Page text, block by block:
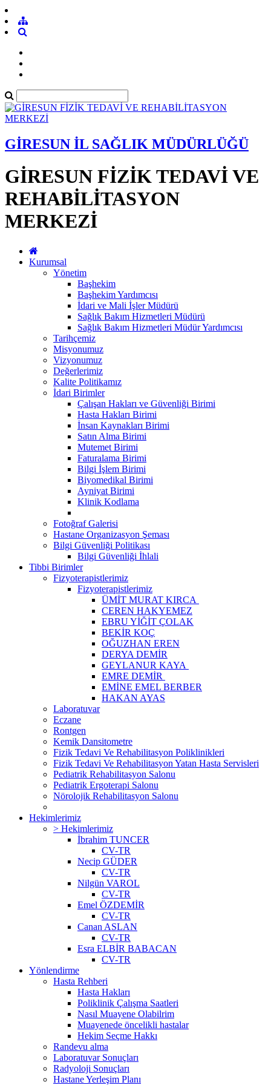
GİRESUN İL SAĞLIK MÜDÜRLÜĞÜ
GİRESUN FİZİK TEDAVİ VE
REHABİLİTASYON
MERKEZİ
Kurumsal
Yönetim
Başhekim
Başhekim Yardımcısı
İdari ve Mali İşler Müdürü
Sağlık Bakım Hizmetleri Müdürü
Sağlık Bakım Hizmetleri Müdür Yardımcısı
Tarihçemiz
Misyonumuz
Vizyonumuz
Değerlerimiz
Kalite Politikamız
İdari Birimler
Çalışan Hakları ve Güvenliği Birimi
Hasta Hakları Birimi
İnsan Kaynakları Birimi
Satın Alma Birimi
Mutemet Birimi
Faturalama Birimi
Bilgi İşlem Birimi
Biyomedikal Birimi
Ayniyat Birimi
Klinik Kodlama
Fotoğraf Galerisi
Hastane Organizasyon Şeması
Bilgi Güvenliği Politikası
Bilgi Güvenliği İhlali
Tibbi Birimler
Fizyoterapistlerimiz
Fizyoterapistlerimiz
ÜMİT MURAT KIRCA
CEREN HAKYEMEZ
EBRU YİĞİT ÇOLAK
BEKİR KOÇ
OĞUZHAN EREN
DERYA DEMİR
GEYLANUR KAYA
EMRE DEMİR
EMİNE EMEL BERBER
HAKAN AYAS
Laboratuvar
Eczane
Rontgen
Kemik Dansitometre
Fizik Tedavi Ve Rehabilitasyon Poliklinikleri
Fizik Tedavi Ve Rehabilitasyon Yatan Hasta Servisleri
Pediatrik Rehabilitasyon Salonu
Pediatrik Ergoterapi Salonu
Nörolojik Rehabilitasyon Salonu
Hekimlerimiz
> Hekimlerimiz
İbrahim TUNCER
CV-TR
Necip GÜDER
CV-TR
Nilgün VAROL
CV-TR
Emel ÖZDEMİR
CV-TR
Canan ASLAN
CV-TR
Esra ELBİR BABACAN
CV-TR
Yönlendirme
Hasta Rehberi
Hasta Hakları
Poliklinik Çalışma Saatleri
Nasıl Muayene Olabilrim
Muayenede öncelikli hastalar
Hekim Seçme Hakkı
Randevu alma
Laboratuvar Sonuçları
Radyoloji Sonuçları
Hastane Yerleşim Planı